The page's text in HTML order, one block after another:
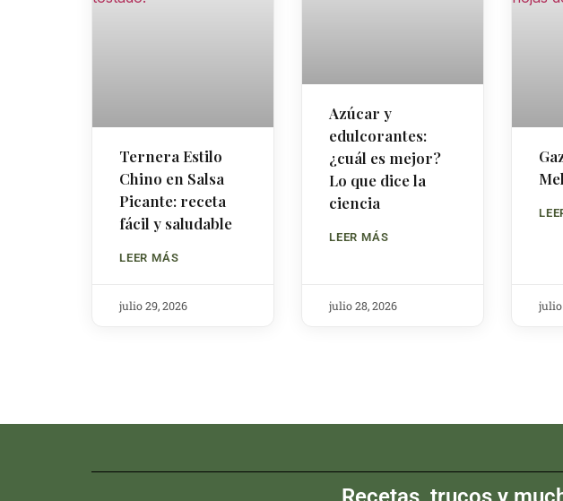
Ternera Estilo
Chino en Salsa
Picante: receta
fácil y saludable
LEER MÁS
julio 29, 2026
Azúcar y
edulcorantes:
¿cuál es mejor?
Lo que dice la
ciencia
LEER MÁS
julio 28, 2026 julio